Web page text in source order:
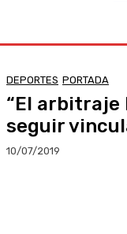
DEPORTES PORTADA
“El arbitraje
seguir
10/07/2019